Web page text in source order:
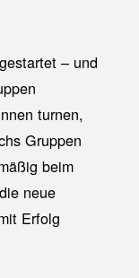
– und
turnen,
Gruppen
beim
neue
Erfolg